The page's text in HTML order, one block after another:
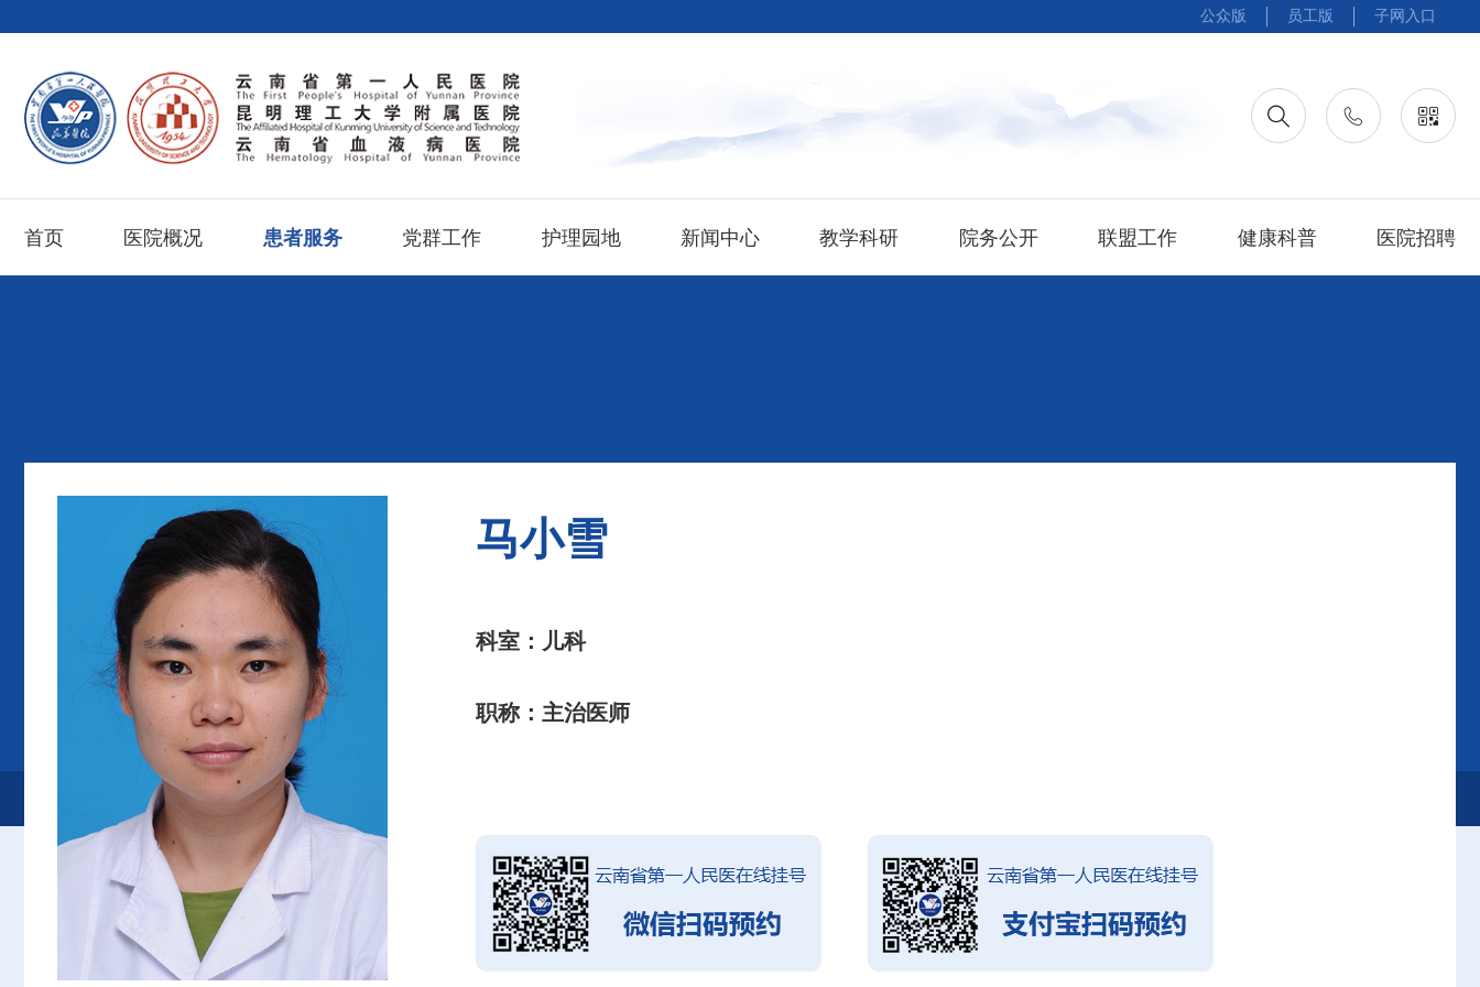
公众版 员工版 子网入口
首页 医院概况 患者服务 党群工作 护理园地 新闻中心 教学科研 院务公开 联盟工作 健康科普 医院招聘
就诊服务 专家介绍
马小雪
科室：儿科
职称：主治医师